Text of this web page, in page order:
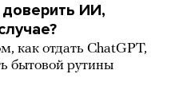
ИИ,
как отдать ChatGPT,
бытовой рутины